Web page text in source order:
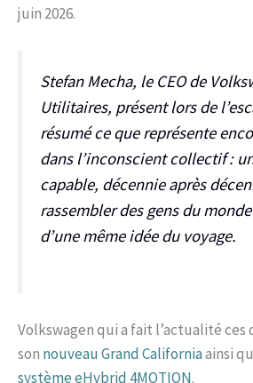
juin 2026.
Stefan Mecha, le CEO de
Utilitaires, présent lors de
résumé ce que représente
dans l’inconscient collectif :
capable, décennie après
rassembler des gens du
d’une même idée du voyage.
Volkswagen qui a fait l’actualité ces
son nouveau Grand Californiaainsi
système eHybrid 4MOTION.